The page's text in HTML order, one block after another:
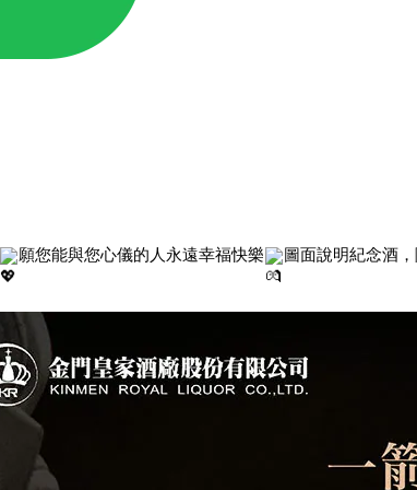
願您能與您心儀的人永遠幸福快樂 圖面說明紀念酒